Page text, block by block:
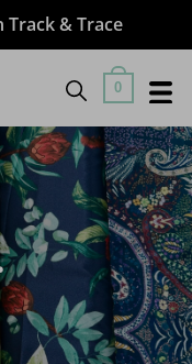
Track & Trace
0